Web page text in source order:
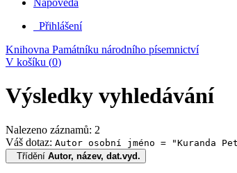
Nápověda
Přihlášení
Knihovna Památníku národního písemnictví
V košíku (0)
Výsledky vyhledávání
Nalezeno záznamů: 2
Váš dotaz: Autor osobní jméno = "Kuranda
Třídění Autor, název, dat.vyd.